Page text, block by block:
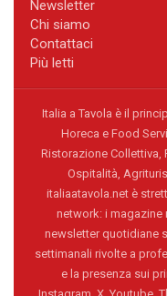
Newsletter
Chi siamo
Contattaci
Più letti
Italia a Tavola è il
Horeca e Food
Ristorazione Collettiva,
Ospitalità,
italiaatavola.net è
network: i magazine
newsletter quotidiane
settimanali rivolte a
e la presenza sui